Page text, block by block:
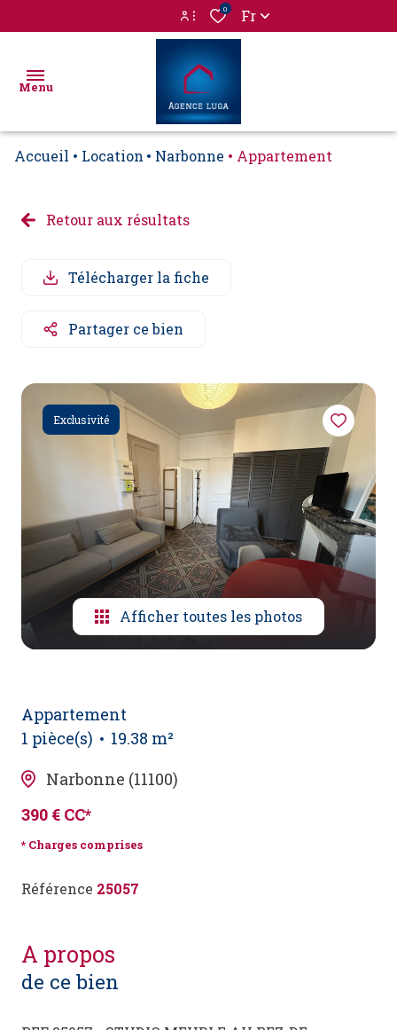
0 Fr
Menu
ventes
professionnel
Location
pro
immo
gestion
espace
extranet
ESPACE
ACHAT VENTE
BAILLEUR/LOCATAIRE
Accueil Location Narbonne Appartement
Retour aux résultats
Télécharger la fiche
Partager ce bien
Exclusivité
Afficher toutes les photos
Appartement
1 pièce(s)
19.38 m²
Narbonne (11100)
390 € CC*
* Charges comprises
Référence 25057
a propos
de ce bien